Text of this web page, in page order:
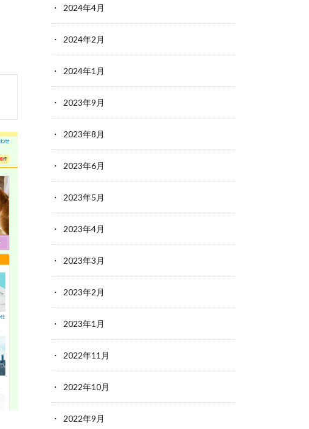
2024年4月
2024年2月
2024年1月
2023年9月
2023年8月
2023年6月
2023年5月
2023年4月
2023年3月
2023年2月
2023年1月
2022年11月
2022年10月
2022年9月